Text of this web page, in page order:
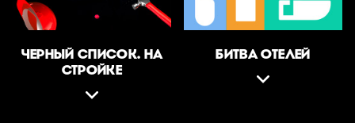
ЧЕРНЫЙ СПИСОК. НА
СТРОЙКЕ
БИТВА ОТЕЛЕЙ